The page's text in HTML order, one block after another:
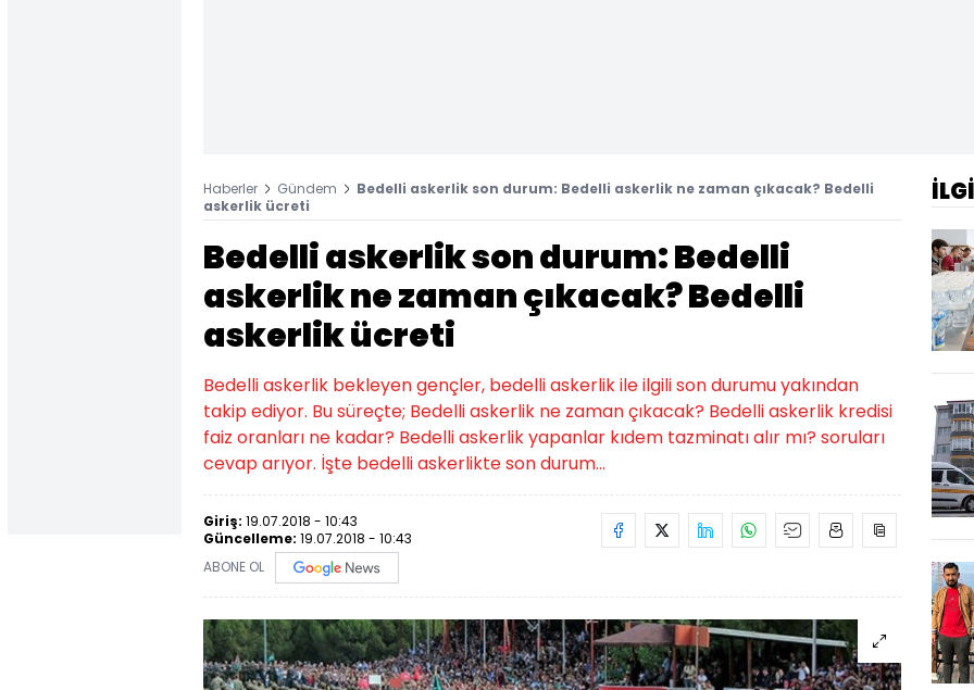
Haberler Gündem
Bedelli askerlik son durum: Bedelli askerlik ne zaman çıkacak? Bedelli
askerlik ücreti
Bedelli askerlik son durum: Bedelli
askerlik ne zaman çıkacak? Bedelli
askerlik ücreti
Bedelli askerlik bekleyen gençler, bedelli askerlik ile ilgili son durumu yakından
takip ediyor. Bu süreçte; Bedelli askerlik ne zaman çıkacak? Bedelli askerlik kredisi
faiz oranları ne kadar? Bedelli askerlik yapanlar kıdem tazminatı alır mı? soruları
cevap arıyor. İşte bedelli askerlikte son durum...
Giriş: 19.07.2018 - 10:43
Güncelleme: 19.07.2018 - 10:43
ABONE OL